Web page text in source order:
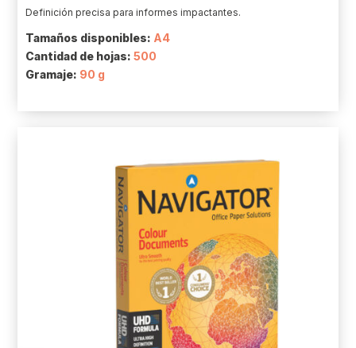
Definición precisa para informes impactantes.
Tamaños disponibles: A4
Cantidad de hojas:500
Gramaje: 90 g